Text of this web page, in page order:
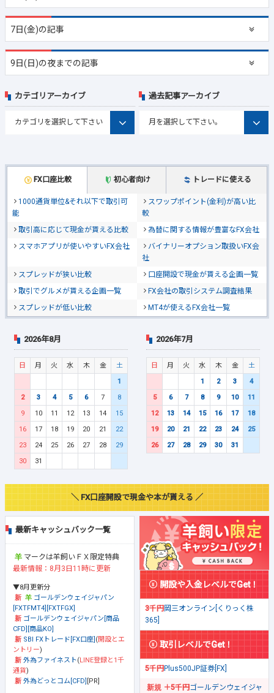
7日(金)の記事
9日(日)の夜までの記事
FX口座比較 初心者向け トレードに使える
1000通貨単位&それ以下で取引可
能
スワップポイント(金利)が高い比
較
取引高に応じて現金が貰える比較
為替に関する情報が豊富なFX会社
スマホアプリが使いやすいFX会社
バイナリーオプション取扱いFX会
社
スプレッドが狭い比較
口座開設で現金が貰える企画一覧
取引でグルメが貰える企画一覧
FX会社の取引システム調査結果
スプレッドが低い比較
MT4が使えるFX会社一覧
カテゴリアーカイブ 過去記事アーカイブ
2026年8月
日 月 火 水 木 金
土
1
2
3 4 5 6 7
8
9
10 11 12 13 14
15
16
17 18 19 20 21
22
23
24 25 26 27 28
29
30
31
2026年7月
日 月 火 水 木 金
土
1
2 3
4
5
6 7 8 9 10
11
12
13 14 15 16 17
18
19
20 21 22 23 24
25
26
27 28 29 30 31
＼ FX口座開設で現金や本が貰える ／
最新キャッシュバック一覧
マークは羊飼いＦＸ限定特典
最新情報：8月3日11時に更新
▼8月更新分
ゴールデンウェイジャパン
[FXTFMT4][FXTFGX]
ゴールデンウェイジャパン[商品
CFD][商品KO]
SBI FXトレード[FX口座] (開設とエ
ントリー)
外為ファイネスト(LINE登録と1千
通貨)
外為どっとコム[CFD] [PR]
開設や入金レベルでGet！
3千円岡三オンライン[くりっく株
365]
取引レベルでGet！
5千円Plus500JP証券[FX]
＋5千円ゴールデンウェイジャ